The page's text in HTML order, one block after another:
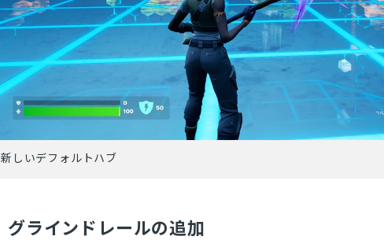
新しいデフォルトハブ
グラインドレールの追加